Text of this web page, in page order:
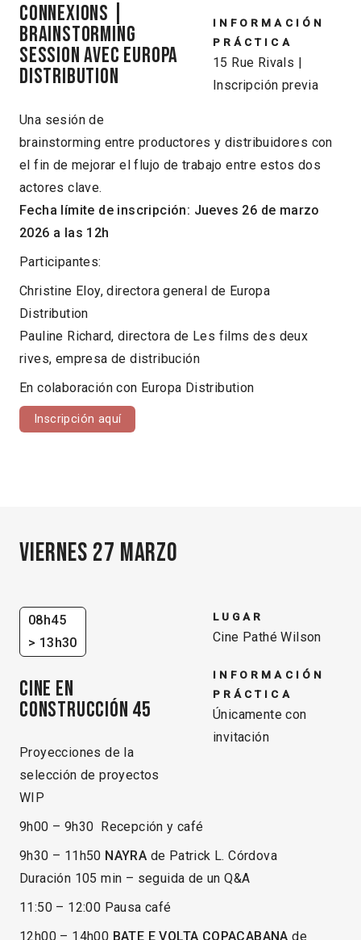
INFORMACIÓN
PRÁCTICA
15 Rue Rivals |
Inscripción previa
CONNEXIONS |
BRAINSTORMING
SESSION AVEC EUROPA
DISTRIBUTION
Una sesión de
brainstorming entre productores y distribuidores con
el fin de mejorar el flujo de trabajo entre estos dos
actores clave.
Fecha límite de inscripción: Jueves 26 de marzo
2026 a las 12h
Participantes:
Christine Eloy, directora general de Europa
Distribution
Pauline Richard, directora de Les films des deux
rives, empresa de distribución
En colaboración con Europa Distribution
Inscripción aquí
Viernes 27 marzo
LUGAR
Cine Pathé Wilson
INFORMACIÓN
PRÁCTICA
Únicamente con
invitación
08h45
> 13h30
CINE EN
CONSTRUCCIÓN 45
Proyecciones de la
selección de proyectos
WIP
9h00 – 9h30 Recepción y café
9h30 – 11h50 NAYRA de Patrick L. Córdova
Duración 105 min – seguida de un Q&A
11:50 – 12:00 Pausa café
12h00 – 14h00 BATE E VOLTA COPACABANA de